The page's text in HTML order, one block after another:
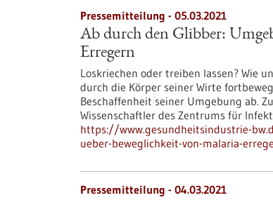
Pressemitteilung - 05.03.2021
Ab durch den Glibber:
Erregern
Loskriechen oder treiben lassen? Wie
durch die Körper seiner Wirte
Beschaffenheit seiner Umgebung ab.
Wissenschaftler des Zentrums für
https://www.gesundheitsindustrie-
ueber-beweglichkeit-von-malaria-
Pressemitteilung - 04.03.2021